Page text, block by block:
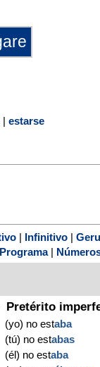
| estarse
Infinitivo
Programa|
Pretérito
(yo) no estaba
(tú) no estabas
(él) no estaba